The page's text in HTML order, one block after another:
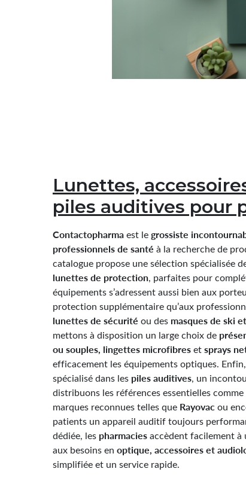
Lunettes,
piles auditives pour
Contactopharmaest legrossiste
professionnels de santé à la recherche de
catalogue propose une sélection spécialisée
lunettes de protection, parfaites pour
équipements s’adressent aussi bien aux
protection supplémentaire qu’aux
lunettes de sécurité ou des masques de ski
mettons à disposition un large choix de
ou souples, lingettes microfibresetsprays
efficacement les équipements optiques. Enfin,
spécialisé dans les piles auditives, un
distribuons les références essentielles comme
marques reconnues telles que Rayovac ou
patients un appareil auditif toujours
dédiée, les pharmaciesaccèdent facilement à
aux besoins en optique, accessoires et
simplifiée et un service rapide.